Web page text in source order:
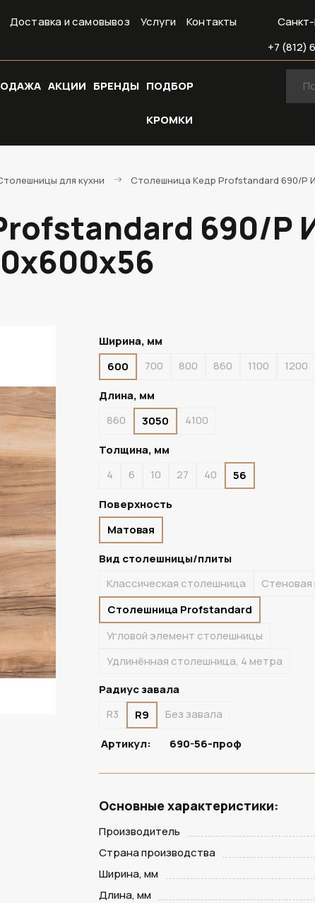
Доставка и самовывоз Услуги Контакты
+7 (812)
АКЦИИ БРЕНДЫ ПОДБОР
КРОМКИ
для кухни Столешница Кедр Profstandard 690/P
690/P
ПОД ЗАКАЗ
Ширина, мм
600
700 800 860 1100
1200
Длина, мм
860
3050
4100
Толщина, мм
4
6 10 27 40
56
Поверхность
Матовая
Вид столешницы/плиты
Классическая столешница
Стеновая
Столешница Profstandard
Угловой элемент столешницы
Удлинённая столешница, 4 метра
Радиус завала
R3
R9
Без завала
Артикул:
690-56-проф
Основные характеристики:
Производитель
Страна производства
Ширина, мм
Длина, мм